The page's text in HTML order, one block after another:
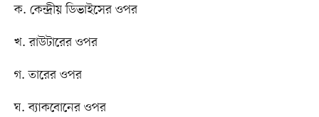
ক. কেন্দ্রীয় ডিভাইসের ওপর
খ. রাউটারের ওপর
গ. তারের ওপর
ঘ. ব্যাকবোনের ওপর